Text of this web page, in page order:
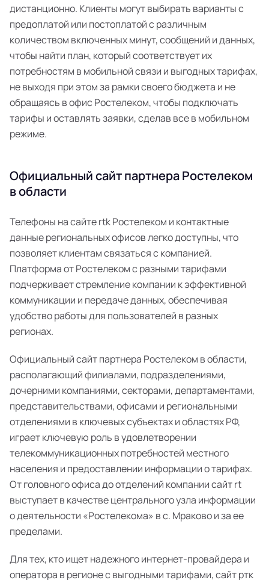
дистанционно. Клиенты могут выбирать варианты с
предоплатой или постоплатой с различным
количеством включенных минут, сообщений и данных,
чтобы найти план, который соответствует их
потребностям в мобильной связи и выгодных тарифах,
не выходя при этом за рамки своего бюджета и не
обращаясь в офис Ростелеком, чтобы подключать
тарифы и оставлять заявки, сделав все в мобильном
режиме.
Официальный сайт партнера Ростелеком
в области
Телефоны на сайте rtk Ростелеком и контактные
данные региональных офисов легко доступны, что
позволяет клиентам связаться с компанией.
Платформа от Ростелеком с разными тарифами
подчеркивает стремление компании к эффективной
коммуникации и передаче данных, обеспечивая
удобство работы для пользователей в разных
регионах.
Официальный сайт партнера Ростелеком в области,
располагающий филиалами, подразделениями,
дочерними компаниями, секторами, департаментами,
представительствами, офисами и региональными
отделениями в ключевых субъектах и областях РФ,
играет ключевую роль в удовлетворении
телекоммуникационных потребностей местного
населения и предоставлении информации о тарифах.
От головного офиса до отделений компании сайт rt
выступает в качестве центрального узла информации
о деятельности «Ростелекома» в с. Мраково и за ее
пределами.
Для тех, кто ищет надежного интернет-провайдера и
оператора в регионе с выгодными тарифами, сайт ртк